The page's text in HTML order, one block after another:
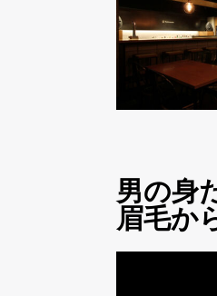
男の身
眉毛か